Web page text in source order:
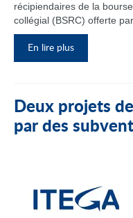
récipiendaires de la
collégial (BSRC) offerte
En lire plus
Deux projets
par des